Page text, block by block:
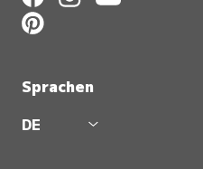
Sprachen
DE